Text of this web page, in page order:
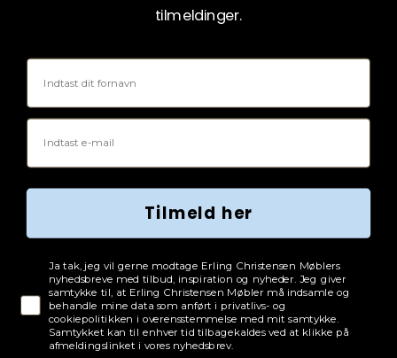
tilmeldinger.
Fornavn
Email
Tilmeld her
Tjekboks samtykke
Ja tak, jeg vil gerne modtage Erling Christensen Møblers
nyhedsbreve med tilbud, inspiration og nyheder. Jeg giver
samtykke til, at Erling Christensen Møbler må indsamle og
behandle mine data som anført i privatlivs- og
cookiepolitikken i overensstemmelse med mit samtykke.
Samtykket kan til enhver tid tilbagekaldes ved at klikke på
afmeldingslinket i vores nyhedsbrev.